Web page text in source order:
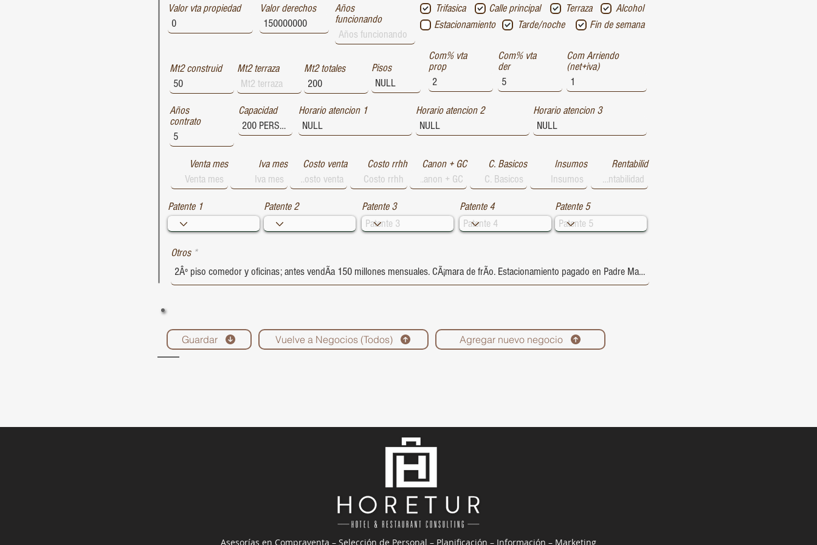
Valor vta propiedad Valor derechos
Años
funcionando
Trifasica Calle principal Alcohol
Terraza
Estacionamiento
Tarde/noche Fin de semana
Mt2 construid Mt2 terraza Mt2 totales Pisos
Com% vta
prop
Com% vta
der
Com Arriendo
(net+iva)
Años
contrato
Capacidad Horario atencion 1 Horario atencion 2 Horario atencion 3
Venta mes Iva mes Costo venta Costo rrhh Canon + GC C. Basicos Insumos Rentabilid
Patente 1 Patente 2 Patente 3 Patente 4 Patente 5
Otros
Guardar Vuelve a Negocios (Todos) Agregar nuevo negocio
1729
1727
Asesorías en Compraventa – Selección de Personal – Planificación – Información – Marketing